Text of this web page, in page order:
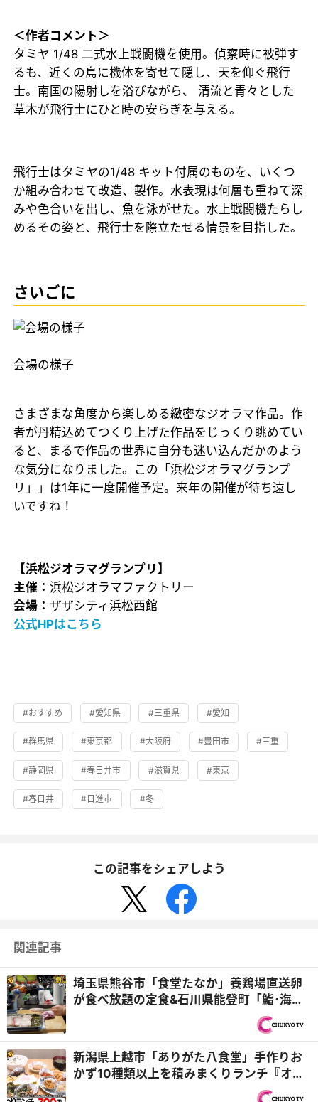
＜作者コメント＞
タミヤ 1/48 二式水上戦闘機を使用。偵察時に被弾す
るも、近くの島に機体を寄せて隠し、天を仰ぐ飛行
士。南国の陽射しを浴びながら、 清流と青々とした
草木が飛行士にひと時の安らぎを与える。
飛行士はタミヤの1/48 キット付属のものを、いくつ
か組み合わせて改造、製作。水表現は何層も重ねて深
みや色合いを出し、魚を泳がせた。水上戦闘機たらし
めるその姿と、飛行士を際立たせる情景を目指した。
さいごに
会場の様子
さまざまな角度から楽しめる緻密なジオラマ作品。作
者が丹精込めてつくり上げた作品をじっくり眺めてい
ると、まるで作品の世界に自分も迷い込んだかのよう
な気分になりました。この「浜松ジオラマグランプ
リ」」は1年に一度開催予定。来年の開催が待ち遠し
いですね！
【浜松ジオラマグランプリ】
主催：浜松ジオラマファクトリー
会場：ザザシティ浜松西館
公式HPはこちら
#おすすめ #愛知県 #三重県 #愛知
#群馬県 #東京都 #大阪府 #豊田市 #三重
#静岡県 #春日井市 #滋賀県 #東京
#春日井 #日進市 #冬
この記事をシェアしよう
関連記事
埼玉県熊谷市「食堂たなか」養鶏場直送卵
が食べ放題の定食&石川県能登町「鮨･海鮮
新潟県上越市「ありがた八食堂」手作りお
かず10種類以上を積みまくりランチ『オモ